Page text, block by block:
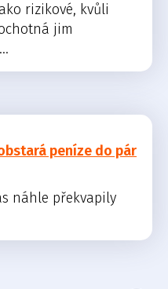
rizikové, kvůli
jim
peníze do pár
náhle překvapily